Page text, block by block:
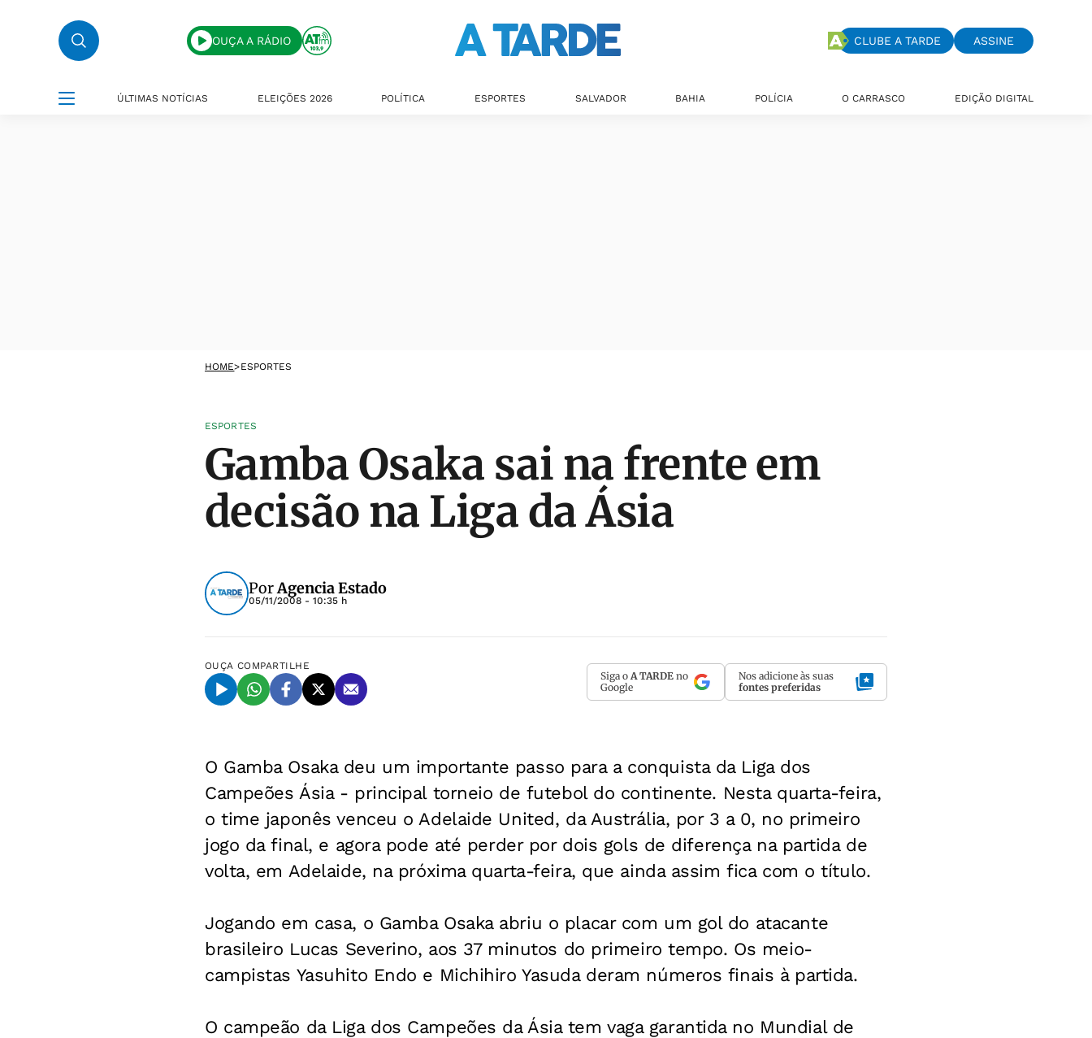
OUÇA A RÁDIO CLUBE A TARDE ASSINE
ÚLTIMAS NOTÍCIAS ELEIÇÕES 2026 POLÍTICA ESPORTES SALVADOR BAHIA POLÍCIA O CARRASCO EDIÇÃO DIGITAL
HOME>ESPORTES
ESPORTES
Gamba Osaka sai na frente em
decisão na Liga da Ásia
PorAgencia Estado
05/11/2008 - 10:35 h
OUÇA COMPARTILHE
Siga o A TARDE no
Google
Nos adicione às suas
fontes preferidas
O Gamba Osaka deu um importante passo para a conquista da Liga dos
Campeões Ásia - principal torneio de futebol do continente. Nesta quarta-feira,
o time japonês venceu o Adelaide United, da Austrália, por 3 a 0, no primeiro
jogo da final, e agora pode até perder por dois gols de diferença na partida de
volta, em Adelaide, na próxima quarta-feira, que ainda assim fica com o título.
Jogando em casa, o Gamba Osaka abriu o placar com um gol do atacante
brasileiro Lucas Severino, aos 37 minutos do primeiro tempo. Os meio-
campistas Yasuhito Endo e Michihiro Yasuda deram números finais à partida.
O campeão da Liga dos Campeões da Ásia tem vaga garantida no Mundial de